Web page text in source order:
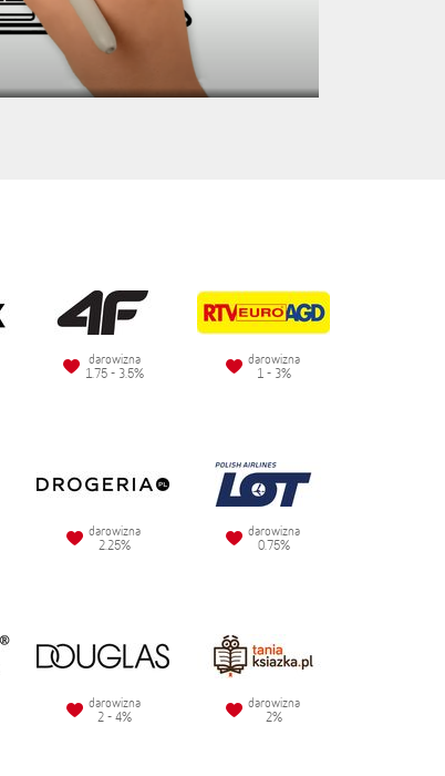
darowizna
1.75 - 3.5%
darowizna
1 - 3%
darowizna
2.25%
darowizna
0.75%
darowizna
2 - 4%
darowizna
2%